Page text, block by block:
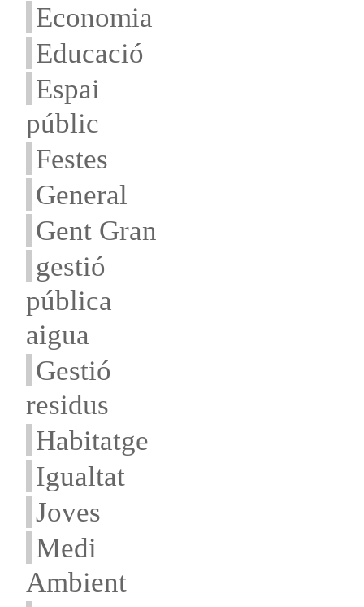
Economia
Educació
Espai
públic
Festes
General
Gent Gran
gestió
pública
aigua
Gestió
residus
Habitatge
Igualtat
Joves
Medi
Ambient